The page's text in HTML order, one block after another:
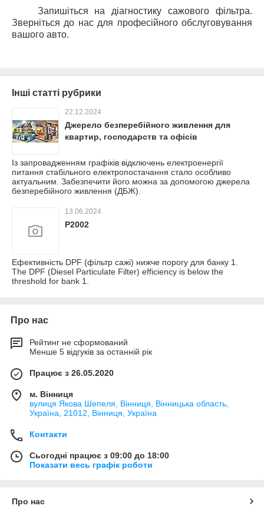
Запишіться на діагностику сажового фільтра.
Зверніться до нас для професійного обслуговування
вашого авто.
Інші статті рубрики
22.12.2024
Джерело безперебійного живлення для
квартир, господарств та офісів
Із запровадженням графіків відключень електроенергії
питання стабільного електропостачання стало особливо
актуальним. Забезпечити його можна за допомогою джерела
безперебійного живлення (ДБЖ).
13.06.2024
P2002
Ефективність DPF (фільтр сажі) нижче порогу для банку 1.
The DPF (Diesel Particulate Filter) efficiency is below the
threshold for bank 1.
Про нас
Рейтинг не сформований
Менше 5 відгуків за останній рік
Працює з 26.05.2020
м. Вінниця
вулиця Якова Шепеля, Вінниця, Вінницька область,
Україна, 21012, Вінниця, Україна
Контакти
Сьогодні працює з 09:00 до 18:00
Показати весь графік роботи
Про нас